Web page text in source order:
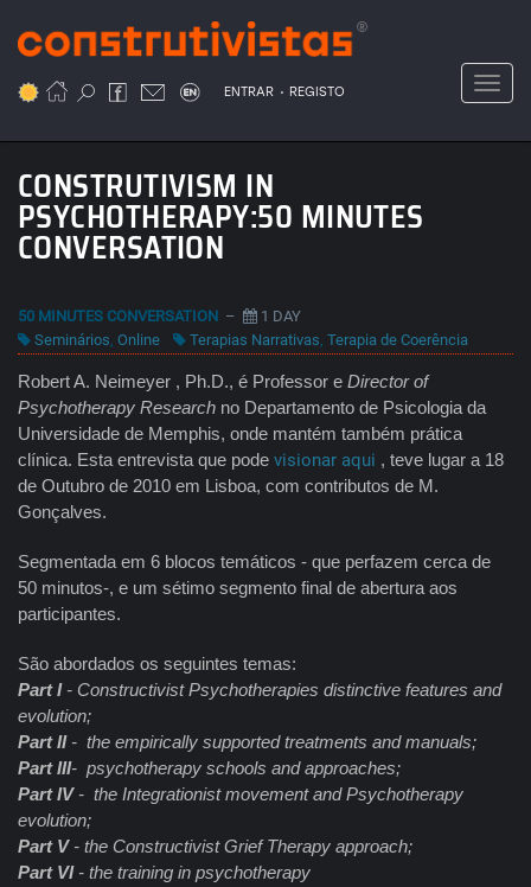
para
conteúdo
ENTRAR . REGISTO
CONSTRUTIVISM IN
PSYCHOTHERAPY:50 MINUTES
CONVERSATION
50 MINUTES CONVERSATION –
1 DAY
Seminários, Online Terapias Narrativas, Terapia de Coerência
Robert A. Neimeyer , Ph.D., é Professor e Director of
Psychotherapy Research no Departamento de Psicologia da
Universidade de Memphis, onde mantém também prática
clínica. Esta entrevista que pode visionar aqui , teve lugar a 18
de Outubro de 2010 em Lisboa, com contributos de M.
Gonçalves.
Segmentada em 6 blocos temáticos - que perfazem cerca de
50 minutos-, e um sétimo segmento final de abertura aos
participantes.
São abordados os seguintes temas:
Part I - Constructivist Psychotherapies distinctive features and
evolution;
Part II- the empirically supported treatments and manuals;
Part III- psychotherapy schools and approaches;
Part IV- the Integrationist movement and Psychotherapy
evolution;
Part V- the Constructivist Grief Therapy approach;
Part VI- the training in psychotherapy